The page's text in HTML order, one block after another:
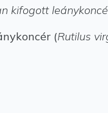
kifogott
(Rutilus